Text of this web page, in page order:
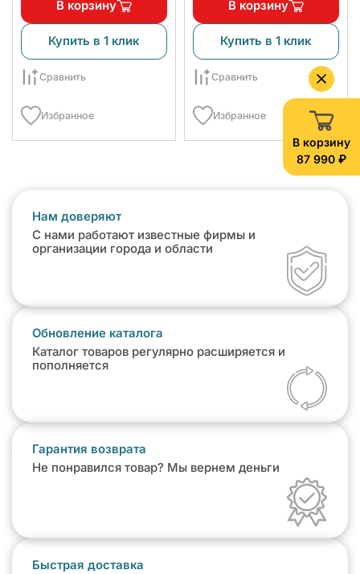
В корзину
87 990 ₽
В корзину
Купить в 1 клик
Сравнить
Избранное
В корзину
Купить в 1 клик
Сравнить
Избранное
Нам доверяют
С нами работают известные фирмы и
организации города и области
Обновление каталога
Каталог товаров регулярно расширяется и
пополняется
Гарантия возврата
Не понравился товар? Мы вернем деньги
Быстрая доставка